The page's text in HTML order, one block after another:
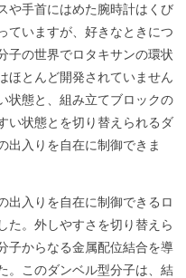
や手首にはめた腕時計はくび
ていますが、好きなときにつ
子の世界でロタキサンの環状
ほとんど開発されていません
状態と、組み立てブロックの
い状態とを切り替えられるダ
出入りを自在に制御できま
入りを自在に制御できるロ
た。外しやすさを切り替えら
子からなる金属配位結合を導
。このダンベル型分子は、結